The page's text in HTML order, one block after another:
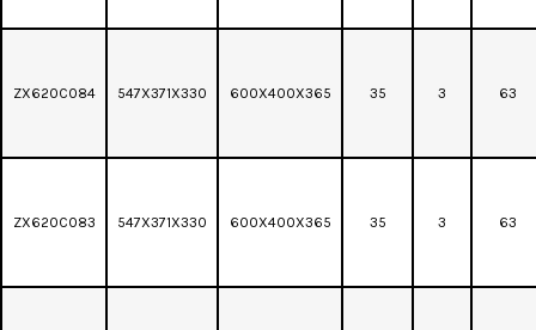
ZX620C084 547X371X330 600X400X365 35 3 63
ZX620C083 547X371X330 600X400X365 35 3 63